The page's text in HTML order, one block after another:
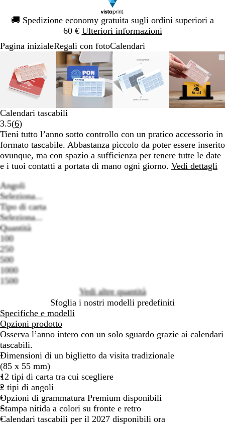
🚚 Spedizione economy gratuita sugli ordini superiori a
60 € Ulteriori informazioni
Diapositiva
1
Pagina inizialeRegali con fotoCalendari
L’immagine
può
essere
ingrandita
a
minimo
per
allargare
i
comandi
+
e
ingrandire
o
e
per
spostarti
L’immagine
può
essere
ingrandita
Ingrandito
a
minimo
per
allargare
i
comandi
+
e
+
ingrandire
ridurre
e
L’immagine
può
essere
ingrandita
Ingrandito
a
minimo
per
allargare
i
comandi
+
e
ingrandire
o
ridurre
e
le
può
essere
a
minimo
Clicca
per
i
+
e
+
o
ridurre
e
le
Calendari tascabili
3.5(6Leggi
6
recensioni
)
Tieni tutto l’anno sotto controllo con un pratico accessorio in
formato tascabile. Abbastanza piccolo da poter essere inserito
ovunque, ma con spazio a sufficienza per tenere tutte le date
e i tuoi contatti a portata di mano ogni giorno. Vedi dettagli
Angoli
Seleziona...
Tipo di carta
Seleziona...
Quantità
100
250
500
1000
1500
Vedi altre quantità
Sfoglia i nostri modelli predefiniti
Specifiche e modelli
Opzioni prodotto
Osserva l’anno intero con un solo sguardo grazie ai calendari
tascabili.
Dimensioni di un biglietto da visita tradizionale
(85 x 55 mm)
12 tipi di carta tra cui scegliere
2 tipi di angoli
Opzioni di grammatura Premium disponibili
Stampa nitida a colori su fronte e retro
Calendari tascabili per il 2027 disponibili ora